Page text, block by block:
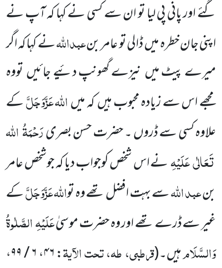
گئے اور پانی پی لیا تو ان سے کسی نے کہا کہ آپ نے
اپنی جان خطرہ میںڈالی تو عامر بنعبداللّٰہنے کہا کہ اگر
میرے پیٹمیںنیزے گھونپ دئیے جائیںتووہ
مجھے اس سے زیادہ محبوب ہیںکہ میںاللّٰہعَزَّوَجَلَّکے
علاوہ کسی سے ڈروں ۔ حضرت حسن بصریرَحْمَۃُاللہ
تَعَالٰیعَلَیْہِنے اس شخص کوجواب دیا کہ جوشخص عامر
بنعبد اللہسے بہت افضل تھے وہ تواللّٰہعَزَّوَجَلَّکے
غیر سے ڈرےتھے اور وہ حضرت موسیٰعَلَیْہِالصَّلٰوۃُ
وَالسَّلَامہیں۔(قرطبی، طہ، تحت الآیۃ: ۴۶، ۶ / ۹۹،